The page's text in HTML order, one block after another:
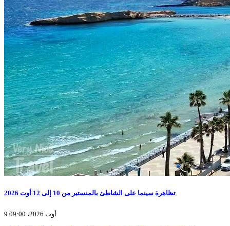
تظاهرة سينما على الشاطئ بالمنستير من 10 إلى 12 أوت 2026
9 أوت 2026، 09:00